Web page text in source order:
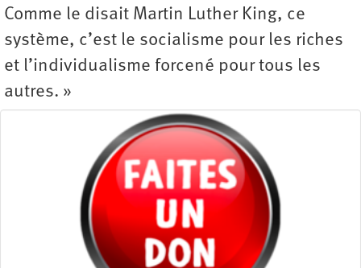
Comme le disait Martin Luther King, ce
système, c’est le socialisme pour les riches
et l’individualisme forcené pour tous les
autres. »